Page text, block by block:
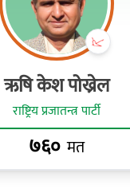
ऋषि केश पोख्रेल
राष्ट्रिय प्रजातन्त्र पार्टी
७६० मत